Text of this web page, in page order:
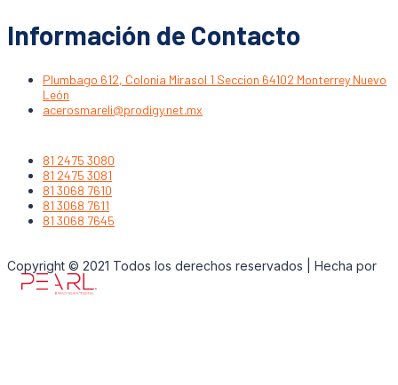
Información de Contacto
Plumbago 612, Colonia Mirasol 1 Seccion 64102 Monterrey Nuevo
León
acerosmareli@prodigy.net.mx
81 2475 3080
81 2475 3081
81 3068 7610
81 3068 7611
81 3068 7645
Copyright © 2021 Todos los derechos reservados | Hecha por